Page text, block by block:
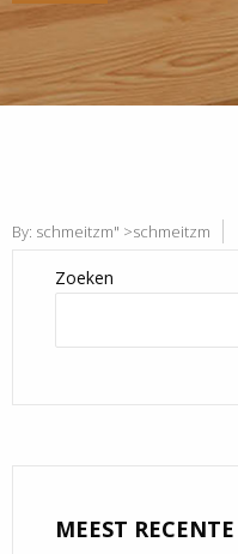
By: schmeitzm" >schmeitzm
Zoeken
MEEST